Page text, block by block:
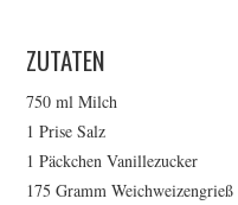
ZUTATEN
750 ml Milch
1 Prise Salz
1 Päckchen Vanillezucker
175 Gramm Weichweizengrieß